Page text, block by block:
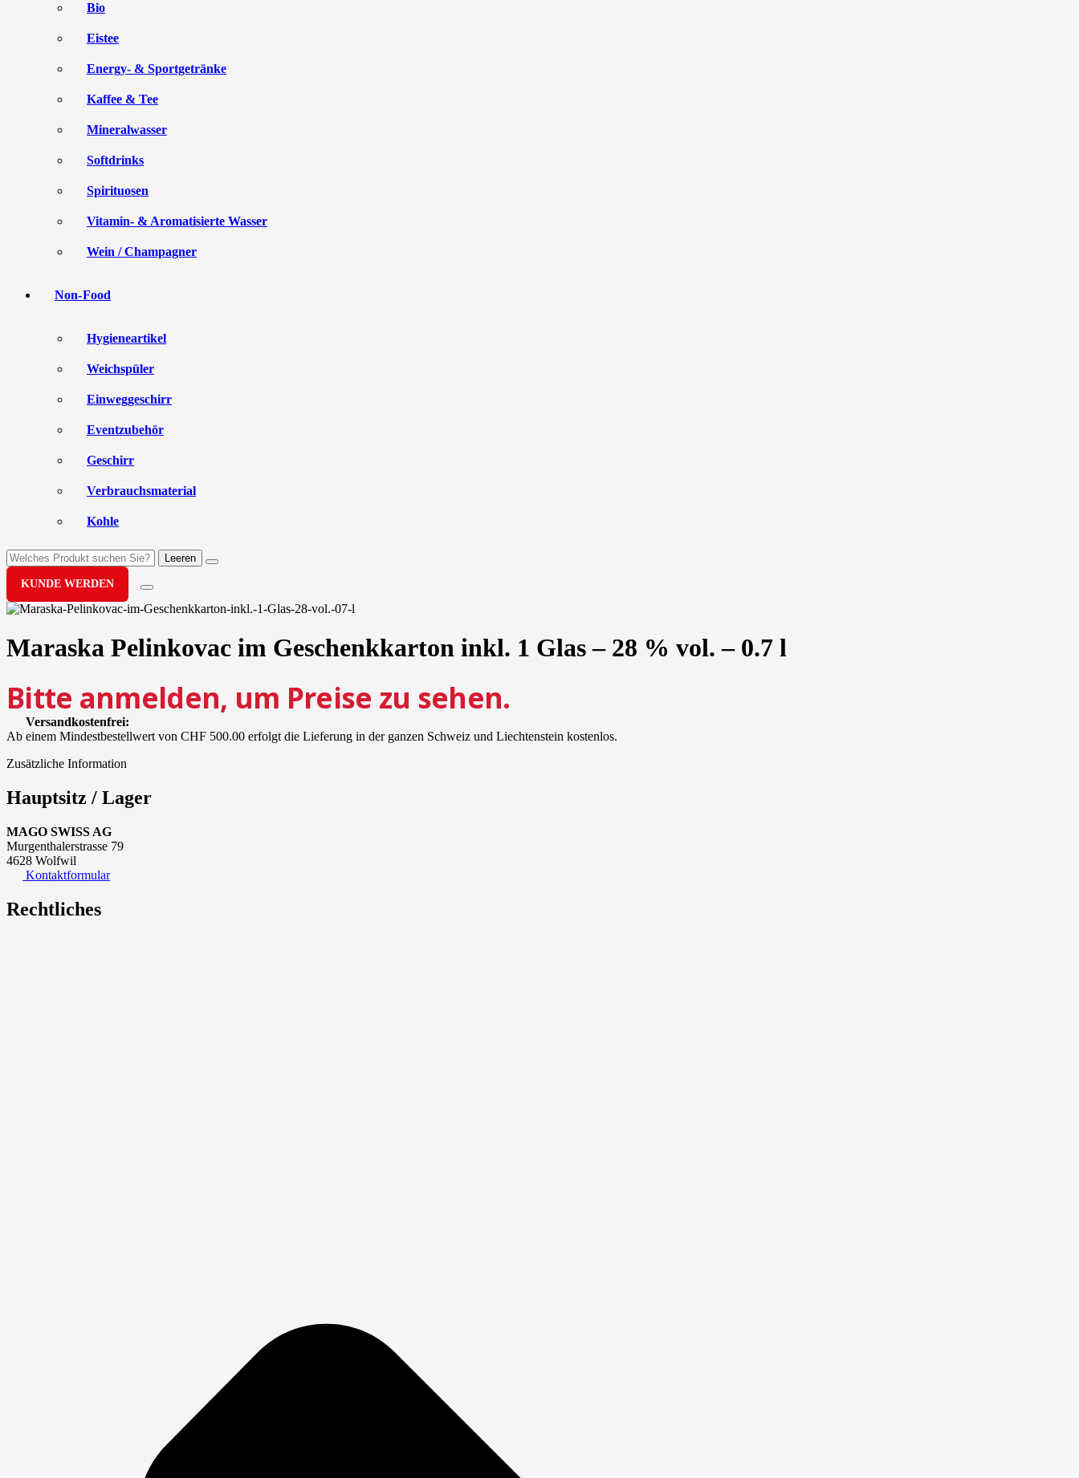
Bio
Eistee
Energy- & Sportgetränke
Kaffee & Tee
Mineralwasser
Softdrinks
Spirituosen
Vitamin- & Aromatisierte Wasser
Wein / Champagner
Non-Food
Hygieneartikel
Weichspüler
Einweggeschirr
Eventzubehör
Geschirr
Verbrauchsmaterial
Kohle
Leeren
KUNDE WERDEN
Maraska Pelinkovac im Geschenkkarton inkl. 1 Glas – 28 % vol. – 0.7 l
Bitte anmelden, um Preise zu sehen.
Versandkostenfrei:
Ab einem Mindestbestellwert von CHF 500.00 erfolgt die Lieferung in der ganzen Schweiz und Liechtenstein kostenlos.
Zusätzliche Information
Hauptsitz / Lager
MAGO SWISS AG
Murgenthalerstrasse 79
4628 Wolfwil
Kontaktformular
Rechtliches